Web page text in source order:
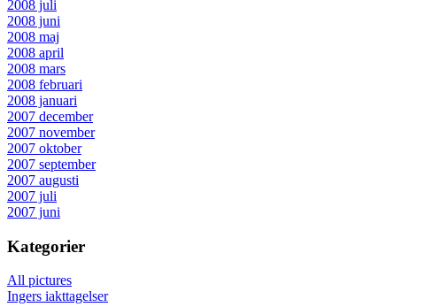
2008 juli
2008 juni
2008 maj
2008 april
2008 mars
2008 februari
2008 januari
2007 december
2007 november
2007 oktober
2007 september
2007 augusti
2007 juli
2007 juni
Kategorier
All pictures
Ingers iakttagelser